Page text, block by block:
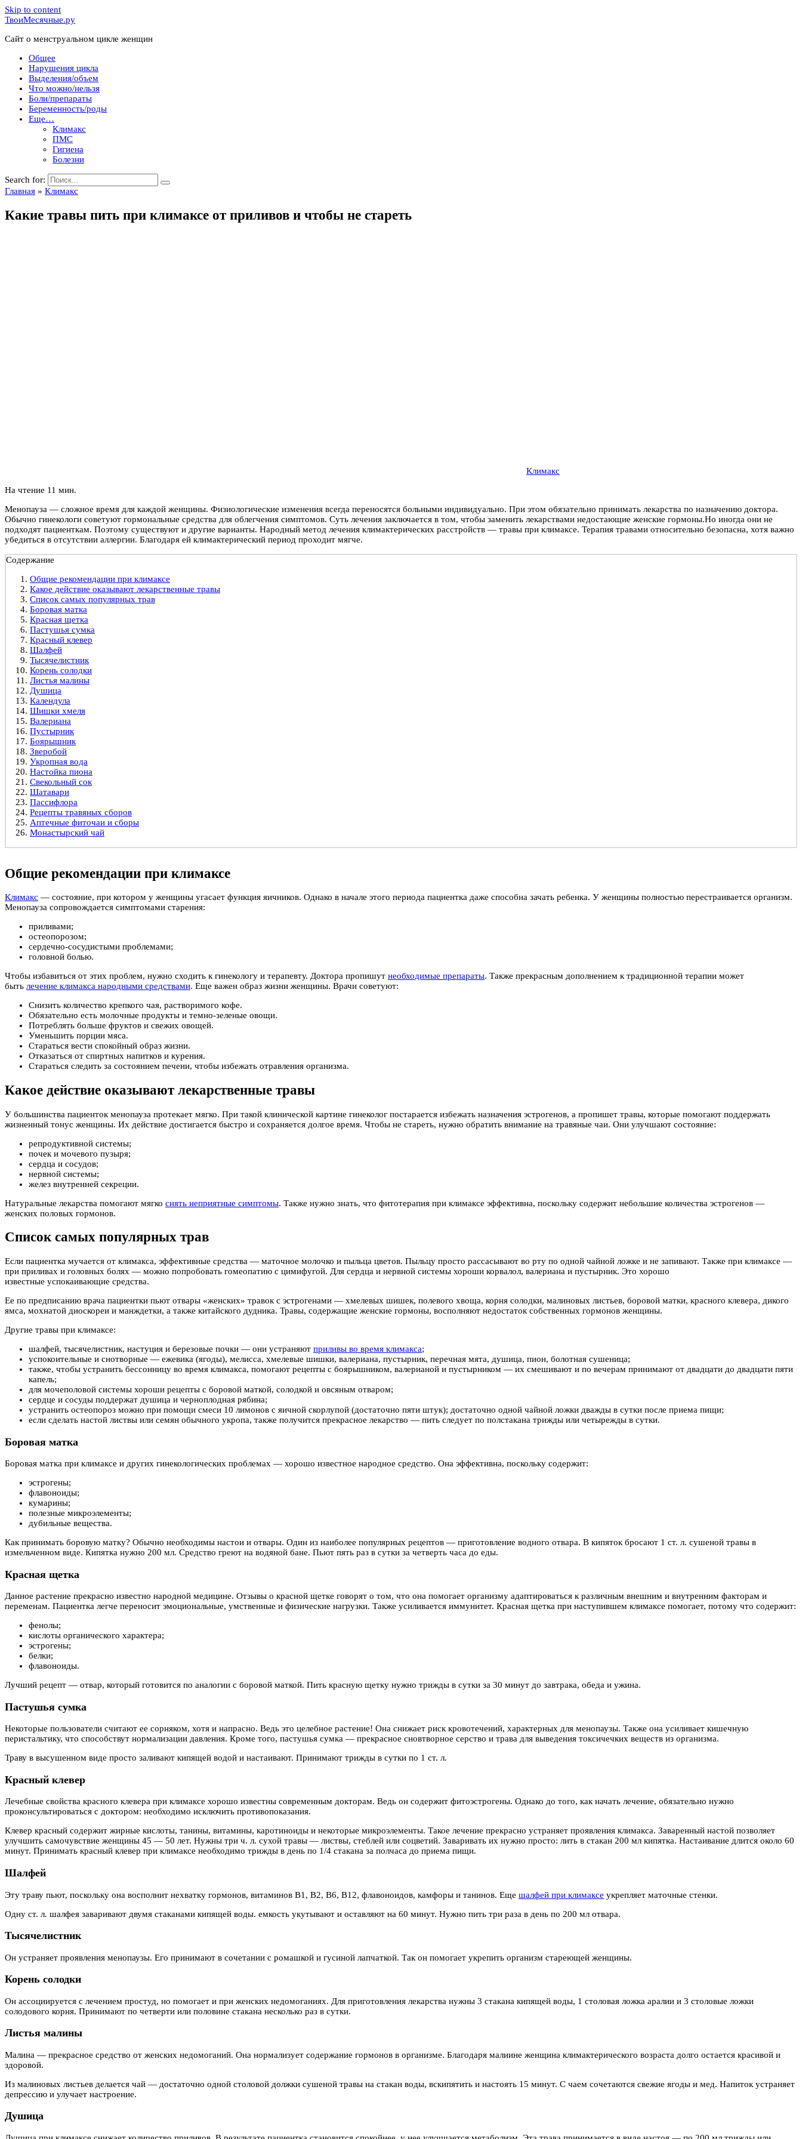
Skip to content
ТвоиМесячные.ру
Сайт о менструальном цикле женщин
Общее
Нарушения цикла
Выделения/объем
Что можно/нельзя
Боли/препараты
Беременность/роды
Еще…
Климакс
ПМС
Гигиена
Болезни
Search for:
Главная » Климакс
Какие травы пить при климаксе от приливов и чтобы не стареть
Климакс
На чтение 11 мин.
Менопауза — сложное время для каждой женщины. Физиологические изменения всегда переносятся больными индивидуально. При этом обязательно принимать лекарства по назначению доктора.
Обычно гинекологи советуют гормональные средства для облегчения симптомов. Суть лечения заключается в том, чтобы заменить лекарствами недостающие женские гормоны.Но иногда они не
подходят пациенткам. Поэтому существуют и другие варианты. Народный метод лечения климактерических расстройств — травы при климаксе. Терапия травами относительно безопасна, хотя важно
убедиться в отсутствии аллергии. Благодаря ей климактерический период проходит мягче.
Содержание
Общие рекомендации при климаксе
Какое действие оказывают лекарственные травы
Список самых популярных трав
Боровая матка
Красная щетка
Пастушья сумка
Красный клевер
Шалфей
Тысячелистник
Корень солодки
Листья малины
Душица
Календула
Шишки хмеля
Валериана
Пустырник
Боярышник
Зверобой
Укропная вода
Настойка пиона
Свекольный сок
Шатавари
Пассифлора
Рецепты травяных сборов
Аптечные фиточаи и сборы
Монастырский чай
Общие рекомендации при климаксе
Климакс — состояние, при котором у женщины угасает функция яичников. Однако в начале этого периода пациентка даже способна зачать ребенка. У женщины полностью перестраивается организм.
Менопауза сопровождается симптомами старения:
приливами;
остеопорозом;
сердечно-сосудистыми проблемами;
головной болью.
Чтобы избавиться от этих проблем, нужно сходить к гинекологу и терапевту. Доктора пропишут необходимые препараты. Также прекрасным дополнением к традиционной терапии может
быть лечение климакса народными средствами. Еще важен образ жизни женщины. Врачи советуют:
Снизить количество крепкого чая, растворимого кофе.
Обязательно есть молочные продукты и темно-зеленые овощи.
Потреблять больше фруктов и свежих овощей.
Уменьшить порции мяса.
Стараться вести спокойный образ жизни.
Отказаться от спиртных напитков и курения.
Стараться следить за состоянием печени, чтобы избежать отравления организма.
Какое действие оказывают лекарственные травы
У большинства пациенток менопауза протекает мягко. При такой клинической картине гинеколог постарается избежать назначения эстрогенов, а пропишет травы, которые помогают поддержать
жизненный тонус женщины. Их действие достигается быстро и сохраняется долгое время. Чтобы не стареть, нужно обратить внимание на травяные чаи. Они улучшают состояние:
репродуктивной системы;
почек и мочевого пузыря;
сердца и сосудов;
нервной системы;
желез внутренней секреции.
Натуральные лекарства помогают мягко снять неприятные симптомы. Также нужно знать, что фитотерапия при климаксе эффективна, поскольку содержит небольшие количества эстрогенов —
женских половых гормонов.
Список самых популярных трав
Если пациентка мучается от климакса, эффективные средства — маточное молочко и пыльца цветов. Пыльцу просто рассасывают во рту по одной чайной ложке и не запивают. Также при климаксе —
при приливах и головных болях — можно попробовать гомеопатию с цимифугой. Для сердца и нервной системы хороши корвалол, валериана и пустырник. Это хорошо
известные успокаивающие средства.
Ее по предписанию врача пациентки пьют отвары «женских» травок с эстрогенами — хмелевых шишек, полевого хвоща, корня солодки, малиновых листьев, боровой матки, красного клевера, дикого
ямса, мохнатой диоскореи и манждетки, а также китайского дудника. Травы, содержащие женские гормоны, восполняют недостаток собственных гормонов женщины.
Другие травы при климаксе:
шалфей, тысячелистник, настуция и березовые почки — они устраняют приливы во время климакса;
успокоительные и снотворные — ежевика (ягоды), мелисса, хмелевые шишки, валериана, пустырник, перечная мята, душица, пион, болотная сушеница;
также, чтобы устранить бессонницу во время климакса, помогают рецепты с боярышником, валерианой и пустырником — их смешивают и по вечерам принимают от двадцати до двадцати пяти
капель;
для мочеполовой системы хороши рецепты с боровой маткой, солодкой и овсяным отваром;
сердце и сосуды поддержат душица и черноплодная рябина;
устранить остеопороз можно при помощи смеси 10 лимонов с яичной скорлупой (достаточно пяти штук); достаточно одной чайной ложки дважды в сутки после приема пищи;
если сделать настой листвы или семян обычного укропа, также получится прекрасное лекарство — пить следует по полстакана трижды или четырежды в сутки.
Боровая матка
Боровая матка при климаксе и других гинекологических проблемах — хорошо известное народное средство. Она эффективна, поскольку содержит:
эстрогены;
флавоноиды;
кумарины;
полезные микроэлементы;
дубильные вещества.
Как принимать боровую матку? Обычно необходимы настои и отвары. Один из наиболее популярных рецептов — приготовление водного отвара. В кипяток бросают 1 ст. л. сушеной травы в
измельченном виде. Кипятка нужно 200 мл. Средство греют на водяной бане. Пьют пять раз в сутки за четверть часа до еды.
Красная щетка
Данное растение прекрасно известно народной медицине. Отзывы о красной щетке говорят о том, что она помогает организму адаптироваться к различным внешним и внутренним факторам и
переменам. Пациентка легче переносит эмоциональные, умственные и физические нагрузки. Также усиливается иммунитет. Красная щетка при наступившем климаксе помогает, потому что содержит:
фенолы;
кислоты органического характера;
эстрогены;
белки;
флавоноиды.
Лучший рецепт — отвар, который готовится по аналогии с боровой маткой. Пить красную щетку нужно трижды в сутки за 30 минут до завтрака, обеда и ужина.
Пастушья сумка
Некоторые пользователи считают ее сорняком, хотя и напрасно. Ведь это целебное растение! Она снижает риск кровотечений, характерных для менопаузы. Также она усиливает кишечную
перистальтику, что способствут нормализации давления. Кроме того, пастушья сумка — прекрасное сновтворное серство и трава для выведения токсичечких веществ из организма.
Траву в высушенном виде просто заливают кипящей водой и настаивают. Принимают трижды в сутки по 1 ст. л.
Красный клевер
Лечебные свойства красного клевера при климаксе хорошо известны современным докторам. Ведь он содержит фитоэстрогены. Однако до того, как начать лечение, обязательно нужно
проконсультироваться с доктором: необходимо исключить противопоказания.
Клевер красный содержит жирные кислоты, танины, витамины, каротиноиды и некоторые микроэлементы. Такое лечение прекрасно устраняет проявления климакса. Заваренный настой позволяет
улучшить самочувствие женщины 45 — 50 лет. Нужны три ч. л. сухой травы — листвы, стеблей или соцветий. Заваривать их нужно просто: лить в стакан 200 мл кипятка. Настаивание длится около 60
минут. Принимать красный клевер при климаксе необходимо трижды в день по 1/4 стакана за полчаса до приема пищи.
Шалфей
Эту траву пьют, поскольку она восполнит нехватку гормонов, витаминов В1, В2, В6, В12, флавоноидов, камфоры и танинов. Еще шалфей при климаксе укрепляет маточные стенки.
Одну ст. л. шалфея заваривают двумя стаканами кипящей воды. емкость укутывают и оставляют на 60 минут. Нужно пить три раза в день по 200 мл отвара.
Тысячелистник
Он устраняет проявления менопаузы. Его принимают в сочетании с ромашкой и гусиной лапчаткой. Так он помогает укрепить организм стареющей женщины.
Корень солодки
Он ассоциируется с лечением простуд, но помогает и при женских недомоганиях. Для приготовления лекарства нужны 3 стакана кипящей воды, 1 столовая ложка аралии и 3 столовые ложки
солодового корня. Принимают по четверти или половине стакана несколько раз в сутки.
Листья малины
Малина — прекрасное средство от женских недомоганий. Она нормализует содержание гормонов в организме. Благодаря малиине женщина климактерического возраста долго остается красивой и
здоровой.
Из малиновых листьев делается чай — достаточно одной столовой должки сушеной травы на стакан воды, вскипятить и настоять 15 минут. С чаем сочетаются свежие ягоды и мед. Напиток устраняет
депрессию и улучает настроение.
Душица